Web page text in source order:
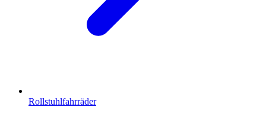
Rollstuhlfahrräder